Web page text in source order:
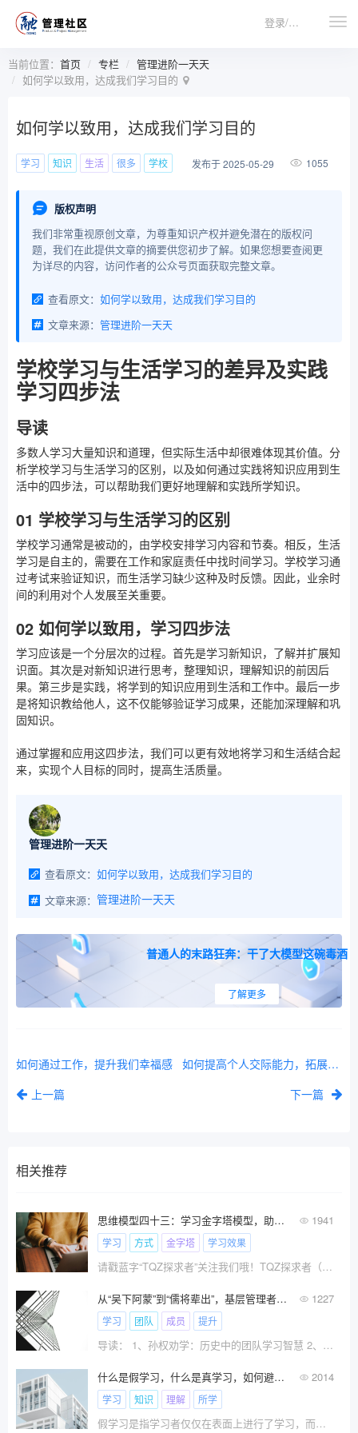
登录/注册
当前位置： 首页 专栏
管理进阶一天天
如何学以致用，达成我们学习目的
如何学以致用，达成我们学习目的
学习 知识 生活 很多 学校 发布于 2025-05-29 1055
版权声明
我们非常重视原创文章，为尊重知识产权并避免潜在的版权问
题，我们在此提供文章的摘要供您初步了解。如果您想要查阅更
为详尽的内容，访问作者的公众号页面获取完整文章。
查看原文： 如何学以致用，达成我们学习目的
文章来源： 管理进阶一天天
学校学习与生活学习的差异及实践
学习四步法
导读
多数人学习大量知识和道理，但实际生活中却很难体现其价值。分
析学校学习与生活学习的区别，以及如何通过实践将知识应用到生
活中的四步法，可以帮助我们更好地理解和实践所学知识。
01 学校学习与生活学习的区别
学校学习通常是被动的，由学校安排学习内容和节奏。相反，生活
学习是自主的，需要在工作和家庭责任中找时间学习。学校学习通
过考试来验证知识，而生活学习缺少这种及时反馈。因此，业余时
间的利用对个人发展至关重要。
02 如何学以致用，学习四步法
学习应该是一个分层次的过程。首先是学习新知识，了解并扩展知
识面。其次是对新知识进行思考，整理知识，理解知识的前因后
果。第三步是实践，将学到的知识应用到生活和工作中。最后一步
是将知识教给他人，这不仅能够验证学习成果，还能加深理解和巩
固知识。
通过掌握和应用这四步法，我们可以更有效地将学习和生活结合起
来，实现个人目标的同时，提高生活质量。
管理进阶一天天
查看原文： 如何学以致用，达成我们学习目的
文章来源： 管理进阶一天天
普通人的末路狂奔：干了大模型这碗毒酒
了解更多
如何通过工作，提升我们幸福感
上一篇
如何提高个人交际能力，拓展人脉，助力个人发展
下一篇
相关推荐
思维模型四十三：学习金字塔模型，助你高效学习 1941
学习 方式 金字塔 学习效果
请戳蓝字“TQZ探求者”关注我们哦！TQZ探求者（tanqiuzhetqz）——探索未知，追求成长的学习者，订阅的微信大号。
从“吴下阿蒙”到“儒将辈出”，基层管理者必学的团队共同成长秘籍 1227
学习 团队 成员 提升
导读： 1、孙权劝学：历史中的团队学习智慧 2、更新
什么是假学习，什么是真学习，如何避免假学习？ 2014
学习 知识 理解 所学
假学习是指学习者仅仅在表面上进行了学习，而没有真正理解和内化所学的知识。这种学习方式与真学习相对，它没有达到深入理解和应用知识的水平。